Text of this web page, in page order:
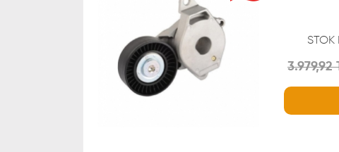
STOK
3.979,92